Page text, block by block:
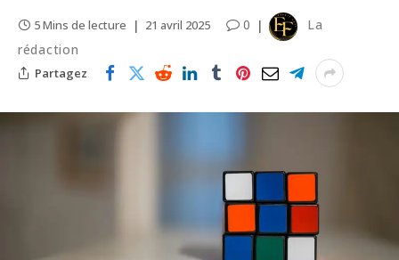
5 Mins de lecture 21 avril 2025 0
La
rédaction
Partagez